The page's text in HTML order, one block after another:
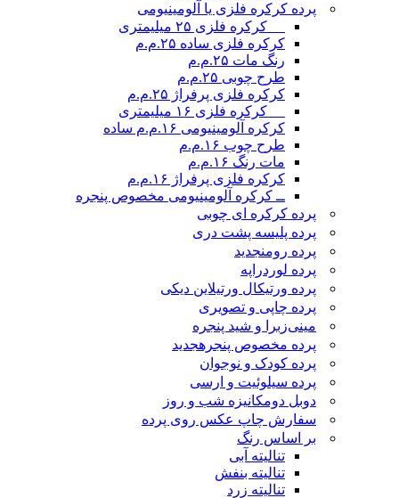
پرده کرکره فلزی یا آلومینیومی
__ کرکره فلزی ۲۵ میلیمتری
کرکره فلزی ساده ۲۵.م.م
رنگ مات ۲۵.م.م
طرح چوبی ۲۵.م.م
کرکره فلزی پرفراژ ۲۵.م.م
__ کرکره فلزی ۱۶ میلیمتری
کرکره آلومینیومی ۱۶.م.م ساده
طرح چوب ۱۶.م.م
مات رنگ ۱۶.م.م
کرکره فلزی پرفراژ ۱۶.م.م
ــ کرکره آلومینیومی مخصوص پنجره
پرده کرکره ای چوبی
پرده پلیسه پشت دری
پرده رومنجدید
پرده لوردراپه
پرده ورتیکال ورتیلاین دیکی
پرده چاپی و تصویری
مینی‌زبرا و شید پنجره
پرده مخصوص پنجره جدید
پرده کودک و نوجوان
پرده سیلوئیت و ارسی
دوبل دومکانیزه شب و روز
سفارش چاپ عکس روی پرده
بر اساس رنگ
تنالیته آبی
تنالیته بنفش
تنالیته زرد